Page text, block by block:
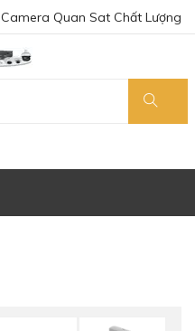
Camera Quan Sat Chất Lượng